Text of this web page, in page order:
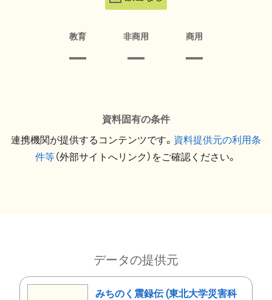
教育 非商用 商用
資料固有の条件
連携機関が提供するコンテンツです。 資料提供元の利用条
件等（外部サイトへリンク）をご確認ください。
データの提供元
みちのく震録伝 (東北大学災害科